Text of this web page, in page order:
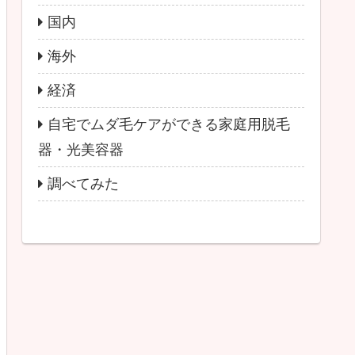
国内
海外
経済
自宅でムダ毛ケアができる家庭用脱毛
器・光美容器
調べてみた